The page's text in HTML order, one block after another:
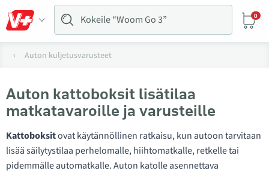
0
Auton kuljetusvarusteet
Auton kattoboksit lisätilaa
matkatavaroille ja varusteille
Kattoboksitovat käytännöllinen ratkaisu, kun autoon tarvitaan
lisää säilytystilaa perhelomalle, hiihtomatkalle, retkelle tai
pidemmälle automatkalle. Auton katolle asennettava